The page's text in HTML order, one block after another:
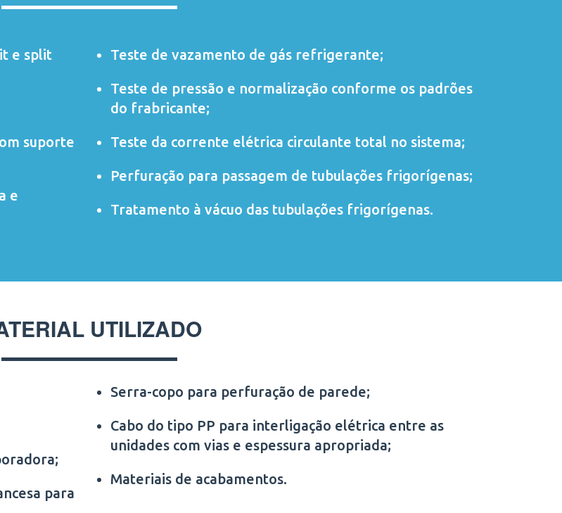
e split
suporte
e
Teste de vazamento de gás refrigerante;
Teste de pressão e normalização conforme os padrões
do frabricante;
Teste da corrente elétrica circulante total no sistema;
Perfuração para passagem de tubulações frigorígenas;
Tratamento à vácuo das tubulações frigorígenas.
UTILIZADO
para
Serra-copo para perfuração de parede;
Cabo do tipo PP para interligação elétrica entre as
unidades com vias e espessura apropriada;
Materiais de acabamentos.